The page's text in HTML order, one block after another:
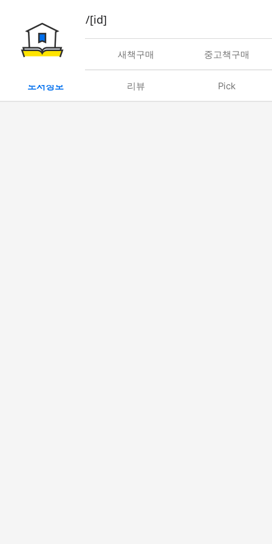
book/rent/[id]
대여 새책구매 중고책구매
도서정보 리뷰 Pick